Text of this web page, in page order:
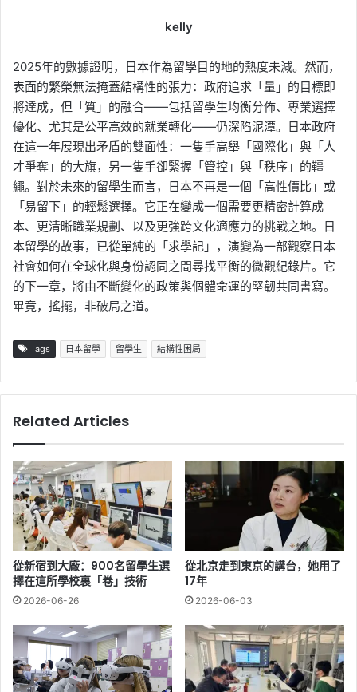
kelly
2025年的數據證明，日本作為留學目的地的熱度未減。然而，
表面的繁榮無法掩蓋結構性的張力：政府追求「量」的目標即
將達成，但「質」的融合——包括留學生均衡分佈、專業選擇
優化、尤其是公平高效的就業轉化——仍深陷泥潭。日本政府
在這一年展現出矛盾的雙面性：一隻手高舉「國際化」與「人
才爭奪」的大旗，另一隻手卻緊握「管控」與「秩序」的韁
繩。對於未來的留學生而言，日本不再是一個「高性價比」或
「易留下」的輕鬆選擇。它正在變成一個需要更精密計算成
本、更清晰職業規劃、以及更強跨文化適應力的挑戰之地。日
本留學的故事，已從單純的「求學記」，演變為一部觀察日本
社會如何在全球化與身份認同之間尋找平衡的微觀紀錄片。它
的下一章，將由不斷變化的政策與個體命運的堅韌共同書寫。
畢竟，搖擺，非破局之道。
Tags 日本留學 留學生 結構性困局
Related Articles
從新宿到大廠：900名留學生選
擇在這所學校裏「卷」技術
2026-06-26
從北京走到東京的講台，她用了
17年
2026-06-03